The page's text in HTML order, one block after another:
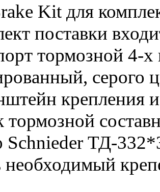
Kit для
поставки
тормозной
серого
крепления
тормозной
Schnieder ТД-
необходимый